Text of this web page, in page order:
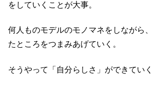
をしていくことが大事。
何人ものモデルのモノマネをしながら
たところをつまみあげていく。
そうやって「自分らしさ」ができていく